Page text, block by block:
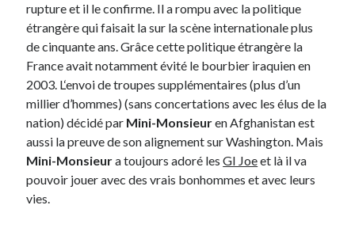
personnelle
Commentaires récents
Entretien ménagerdansT’as vu quoi ? #52
JFdans C’était pas mieux avant… à Lyon
littleceltdansComment j’ai opéré ma vélorution toute personnelle
AnthonydansComment j’ai opéré ma vélorution toute personnelle
Renaud Ducher dansComment j’ai opéré ma vélorution toute
personnelle
rupture et il le confirme. Il a rompu avec la politique
étrangère qui faisait la sur la scène internationale plus
de cinquante ans. Grâce cette politique étrangère la
Franceavait notamment évité le bourbier iraquien en
2003. L‘envoi de troupes supplémentaires (plus d’un
millier d’hommes) (sans concertations avec les élus de la
nation) décidé par Mini-Monsieuren Afghanistan est
aussi la preuve de son alignement sur Washington. Mais
Mini-Monsieura toujours adoré lesGI Joeet là il va
pouvoir jouer avec des vrais bonhommes et avec leurs
vies.